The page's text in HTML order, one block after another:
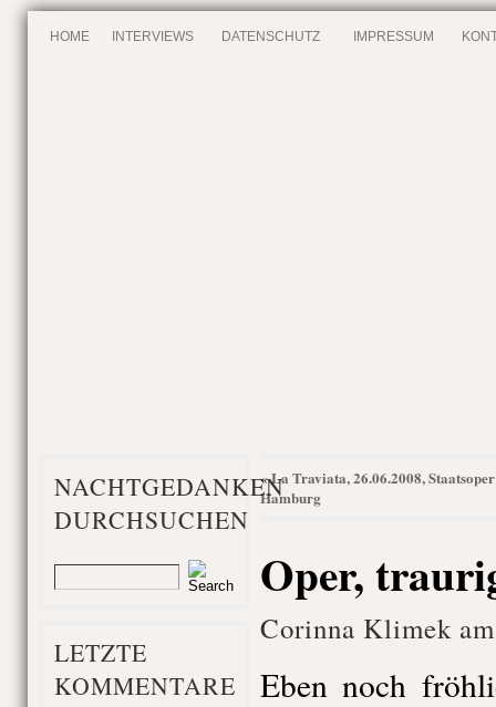
HOME INTERVIEWS DATENSCHUTZ IMPRESSUM
NACHTGEDANKEN
DURCHSUCHEN
LETZTE
KOMMENTARE
«La Traviata, 26.06.2008, Staatsoper
Hamburg
Oper,
Corinna Klimek
Eben noch